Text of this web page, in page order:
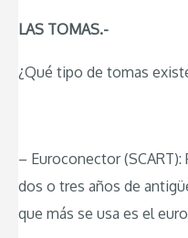
LAS TOMAS.-
¿Qué tipo de tomas
– Euroconector
dos o tres años de
que más se usa es el